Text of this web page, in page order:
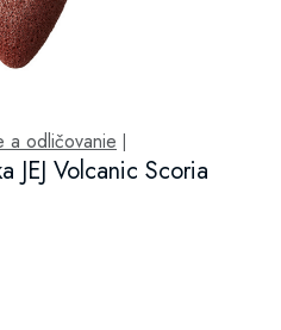
a odličovanie
JEJ Volcanic Scoria